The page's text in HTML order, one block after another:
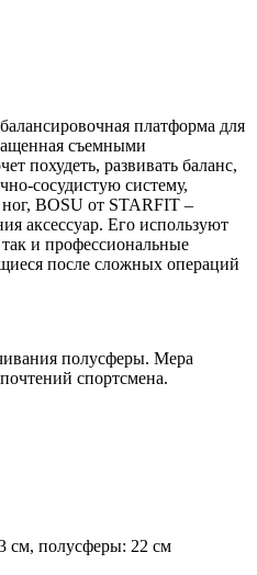
платформа для
съемными
похудеть, развивать баланс,
сосудистую систему,
ног, BOSU от STARFIT –
аксессуар. Его используют
и профессиональные
после сложных операций
полусферы. Мера
спортсмена.
см, полусферы: 22 см